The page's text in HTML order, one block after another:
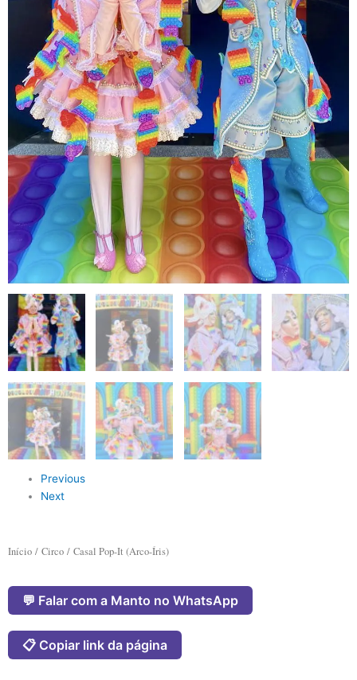
Previous
Next
Início / Circo / Casal Pop-It (Arco-Íris)
💬 Falar com a Manto no WhatsApp
📋 Copiar link da página